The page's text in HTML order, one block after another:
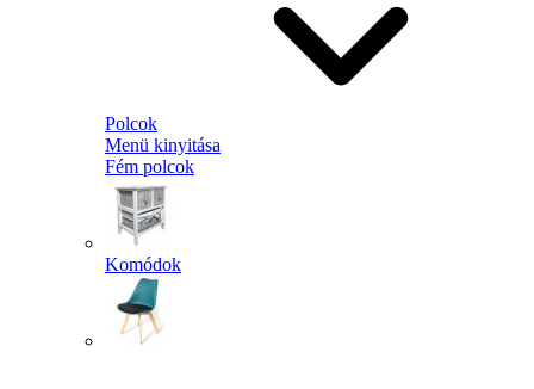
Polcok
Menü kinyitása
Fém polcok
Komódok